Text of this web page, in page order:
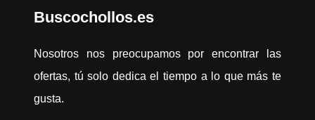
Buscochollos.es
Nosotros nos preocupamos por encontrar las
ofertas, tú solo dedica el tiempo a lo que más te
gusta.